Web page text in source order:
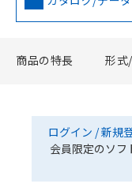
商品の特長 形式
ログイン / 新規
会員限定のソ